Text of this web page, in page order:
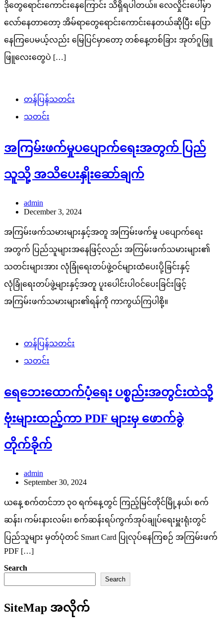
ဒိုတွေရောင်းကောင်းနေကြောင်း သိရှိရပါတယ်။ လေလှိုင်းပေါ်မှာ
လော်နေတာတော့ အိမ်ရာတွေရောင်းကောင်းနေတယ်ဆိုပြီး ပြော
နေကြပေမယ့်လည်း မြေပြင်မှာတော့ တစ်နေ့တစ်ခြား အုတ်ဂူဖြူ
ဖြူလေးတွေပဲ […]
တန်ပြန်သတင်း
သတင်း
အကြမ်းဖက်မှုပပျောက်ရေးအတွက် ပြည်
သူသို့ အသိပေးနှိုးဆော်ချက်
admin
December 3, 2024
အကြမ်းဖက်သမားများနှင့်အတူ အကြမ်းဖက်မှု ပပျောက်ရေး
အတွက် ပြည်သူများအနေဖြင့်လည်း အကြမ်းဖက်သမားများ၏
သတင်းများအား လုံခြုံရေးတပ်ဖွဲ့ဝင်များထံပေးပို့ခြင်းနှင့်
လုံခြုံရေးတပ်ဖွဲ့များနှင့်အတူ ပူးပေါင်းပါဝင်ပေးခြင်းဖြင့်
အကြမ်းဖက်သမားများ၏ရန်ကို ကာကွယ်ကြပါစို့။
တန်ပြန်သတင်း
သတင်း
ရေဘေးထောက်ပံ့ရေး ပစ္စည်းအတွင်းထဲသို့
ဗုံးများထည့်ကာ PDF များမှ ဖောက်ခွဲ
တိုက်ခိုက်
admin
September 30, 2024
ယနေ့ စက်တင်ဘာ ၃၀ ရက်နေ့တွင် ကြည့်မြင်တိုင်မြို့နယ်၊ စက်
ဆန်း၊ ကမ်းနားလမ်း၊ စက်ဆန်းရပ်ကွက်အုပ်ချုပ်ရေးမှူးရုံးတွင်
ပြည်သူများ မှတ်ပုံတင် Smart Card ပြုလုပ်နေကြစဉ် အကြမ်းဖက်
PDF […]
Search
Search
SiteMap အလိုက်